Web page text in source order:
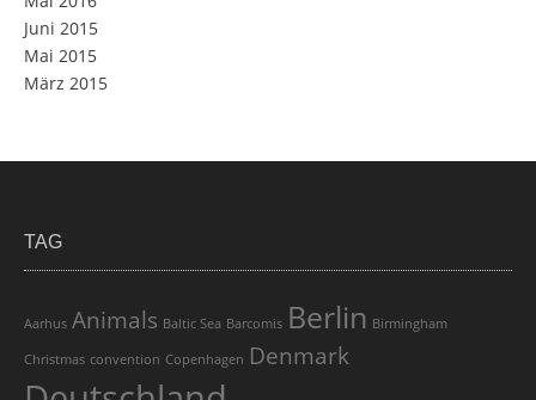
Juni 2015
Mai 2015
März 2015
TAG
Aarhus Animals Baltic Sea Barcomis Berlin Birmingham
Christmas convention Copenhagen Denmark